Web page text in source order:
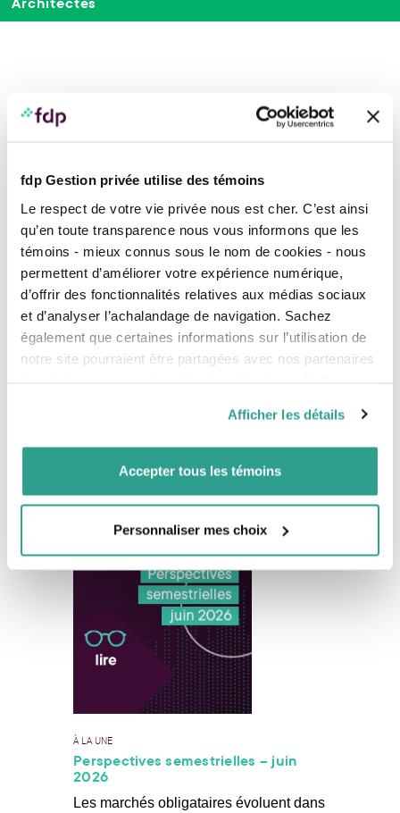
fdp Gestion privée utilise des témoins
Le respect de votre vie privée nous est cher. C’est ainsi
qu’en toute transparence nous vous informons que les
témoins - mieux connus sous le nom de cookies - nous
permettent d’améliorer votre expérience numérique,
d’offrir des fonctionnalités relatives aux médias sociaux
et d’analyser l’achalandage de navigation. Sachez
également que certaines informations sur l’utilisation de
notre site pourraient être partagées avec nos partenaires
vous leur auriez fournies ou qu’ils auraient collectées lors
de votre utilisation de leurs services.
Afficher les détails
Accepter tous les témoins
Personnaliser mes choix
PANORAMA FINANCIER, PLACEMENTS ET MARCHÉS
Les marchés boursiers mondiaux ont
semestre en 2026.
À LA UNE
Perspectives semestrielles – juin
2026
Les marchés obligataires évoluent dans